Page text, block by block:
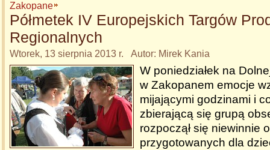
Zakopane
Półmetek IV Europejskich Targów
Regionalnych
Wtorek, 13 sierpnia 2013 r. Autor: Mirek Kania
W poniedziałek na
w Zakopanem emocje
mijającymi godzinami i
zbierającą się grupą
rozpoczął się niewinnie
przygotowanych dla